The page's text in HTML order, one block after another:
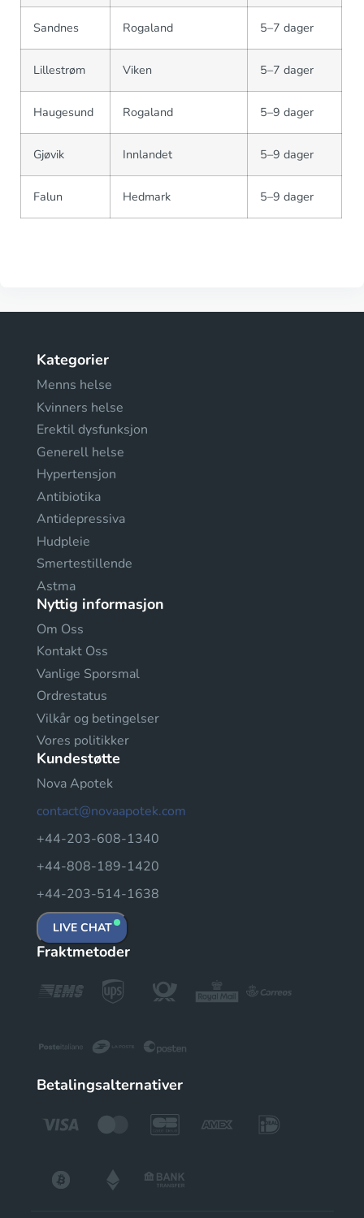
Sandnes Rogaland 5–7 dager
Lillestrøm Viken 5–7 dager
Haugesund Rogaland 5–9 dager
Gjøvik Innlandet 5–9 dager
Falun Hedmark 5–9 dager
Kategorier
Menns helse
Kvinners helse
Erektil dysfunksjon
Generell helse
Hypertensjon
Antibiotika
Antidepressiva
Hudpleie
Smertestillende
Astma
Nyttig informasjon
Om Oss
Kontakt Oss
Vanlige Sporsmal
Ordrestatus
Vilkår og betingelser
Vores politikker
Kundestøtte
Nova Apotek
contact@novaapotek.com
+44-203-608-1340
+44-808-189-1420
+44-203-514-1638
LIVE CHAT
Fraktmetoder
Betalingsalternativer